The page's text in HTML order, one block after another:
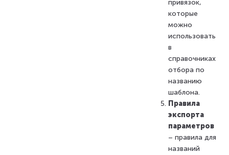
привязок,
которые
можно
использовать
в
справочниках
отбора по
названию
шаблона.
Правила
экспорта
параметров
– правила для
названий